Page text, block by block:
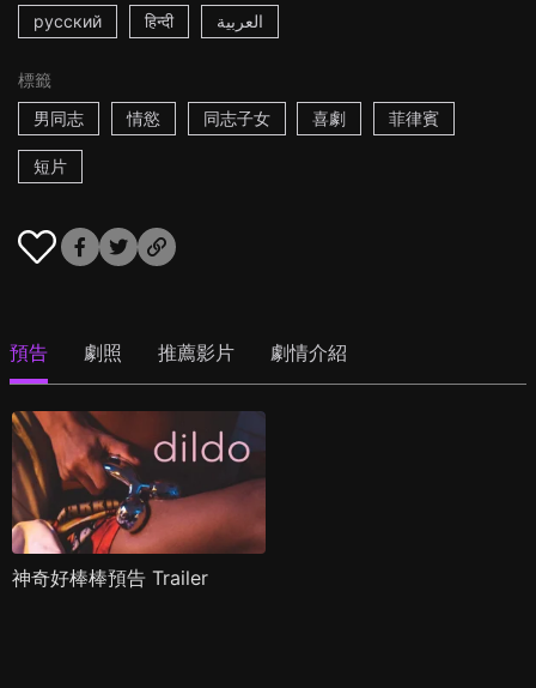
русский हिन्दी العربية
標籤
男同志
情慾 同志子女 喜劇 菲律賓
短片
預告 劇照 推薦影片 劇情介紹
神奇好棒棒預告 Trailer